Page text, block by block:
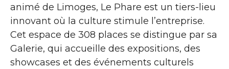
animé de Limoges, Le Phare est un tiers-lieu
innovant où la culture stimule l’entreprise.
Cet espace de 308 places se distingue par sa
Galerie, qui accueille des expositions, des
showcases et des événements culturels